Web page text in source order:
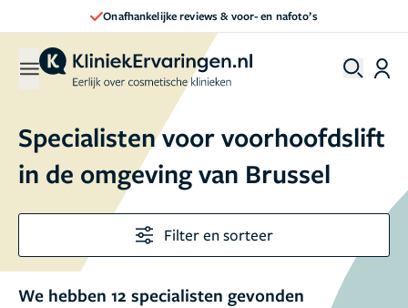
& voor- en nafoto’s
Specialisten voor voorhoofdslift
in de omgeving van Brussel
Filter en sorteer
We hebben 12 specialisten gevonden